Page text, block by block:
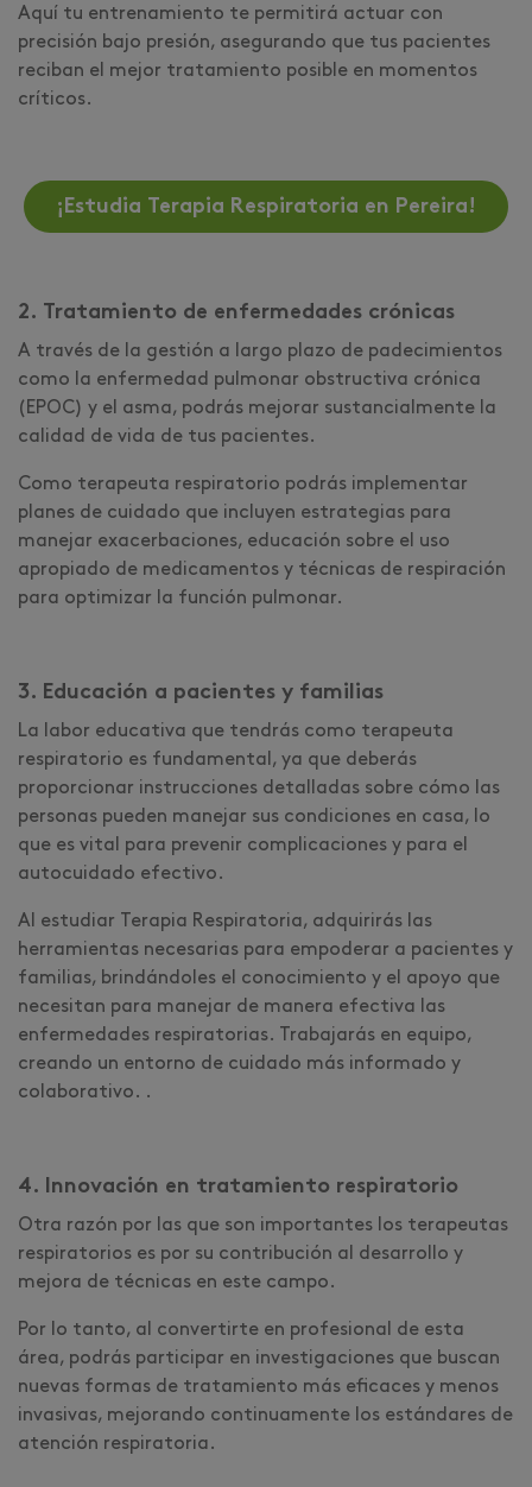
Aquí tu entrenamiento te permitirá actuar con
precisión bajo presión, asegurando que tus pacientes
reciban el mejor tratamiento posible en momentos
críticos.
¡Estudia Terapia Respiratoria en Pereira!
2. Tratamiento de enfermedades crónicas
A través de la gestión a largo plazo de padecimientos
como la enfermedad pulmonar obstructiva crónica
(EPOC) y el asma, podrás mejorar sustancialmente la
calidad de vida de tus pacientes.
Como terapeuta respiratorio podrás implementar
planes de cuidado que incluyen estrategias para
manejar exacerbaciones, educación sobre el uso
apropiado de medicamentos y técnicas de respiración
para optimizar la función pulmonar.
3. Educación a pacientes y familias
La labor educativa que tendrás como terapeuta
respiratorio es fundamental, ya que deberás
proporcionar instrucciones detalladas sobre cómo las
personas pueden manejar sus condiciones en casa, lo
que es vital para prevenir complicaciones y para el
autocuidado efectivo.
Al estudiar Terapia Respiratoria, adquirirás las
herramientas necesarias para empoderar a pacientes y
familias, brindándoles el conocimiento y el apoyo que
necesitan para manejar de manera efectiva las
enfermedades respiratorias. Trabajarás en equipo,
creando un entorno de cuidado más informado y
colaborativo. .
4. Innovación en tratamiento respiratorio
Otra razón por las que son importantes los terapeutas
respiratorios es por su contribución al desarrollo y
mejora de técnicas en este campo.
Por lo tanto, al convertirte en profesional de esta
área, podrás participar en investigaciones que buscan
nuevas formas de tratamiento más eficaces y menos
invasivas, mejorando continuamente los estándares de
atención respiratoria.